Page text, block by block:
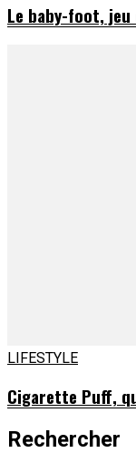
Le baby-foot, jeu
LIFESTYLE
Cigarette Puff,
Rechercher